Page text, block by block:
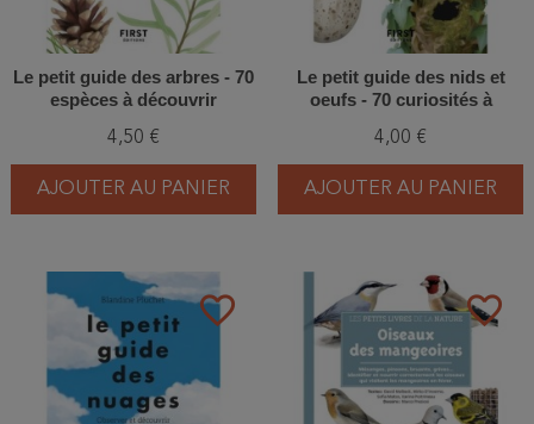
Le petit guide des arbres - 70
espèces à découvrir
4,50 €
AJOUTER AU PANIER
Le petit guide des nids et
oeufs - 70 curiosités à
4,00 €
AJOUTER AU PANIER
favorite_border favorite_border